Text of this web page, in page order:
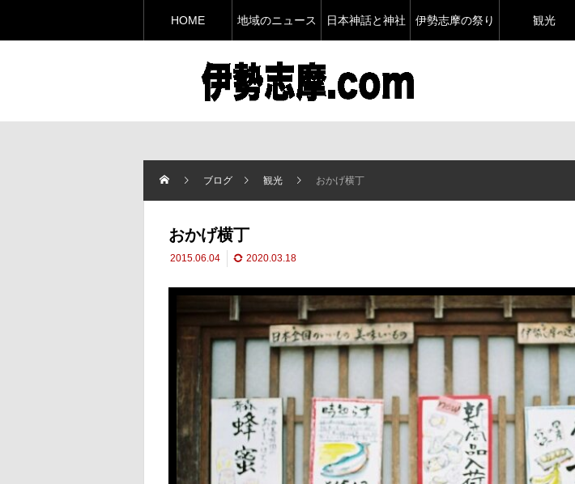
HOME 地域のニュース 日本神話と神社 伊勢志摩の祭り 観光
ブログ 観光 おかげ横丁
おかげ横丁
2015.06.04 2020.03.18